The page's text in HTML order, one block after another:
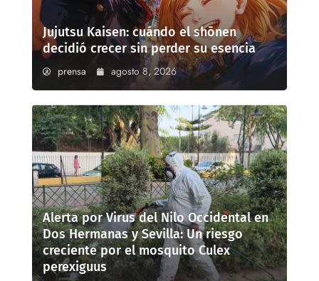
Jujutsu Kaisen: cuándo el shōnen
decidió crecer sin perder su esencia
prensa agosto 8, 2026
Alerta por Virus del Nilo Occidental en
Dos Hermanas y Sevilla: Un riesgo
creciente por el mosquito Culex
perexiguus